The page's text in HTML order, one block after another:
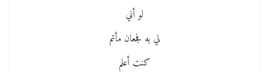
لو أني
لي به فجعان مأتم
كنت أعلم